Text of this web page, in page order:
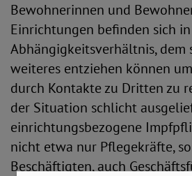
Bewohnerinnen und
Einrichtungen befinden sich
Abhängigkeitsverhältnis, dem
weiteres entziehen können
durch Kontakte zu Dritten zu
der Situation schlicht
einrichtungsbezogene
nicht etwa nur Pflegekräfte,
Beschäftigten, auch